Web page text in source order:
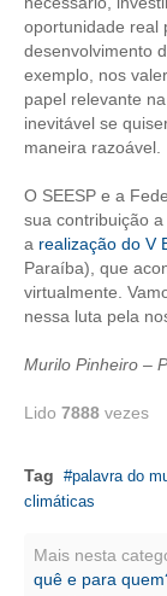
CONTATO
CURSOS
ENGENHEIRO
SEESP
PLATAFORMAS
BENEFÍCIOS
SEESPPREV
CAMPANHAS
oportunidade real
desenvolvimento
exemplo, nos
papel relevante
inevitável se
maneira razoável.
O SEESP e a
sua contribuição
a realização do V
Paraíba), que
virtualmente.
nessa luta pela
Murilo Pinheiro –
Lido 7888 vezes
Tag palavra do
climáticas
Mais nesta
quê e para